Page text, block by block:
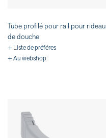
Tube profilé pour rail pour rideau
de douche
+ Liste de préféres
+ Au webshop